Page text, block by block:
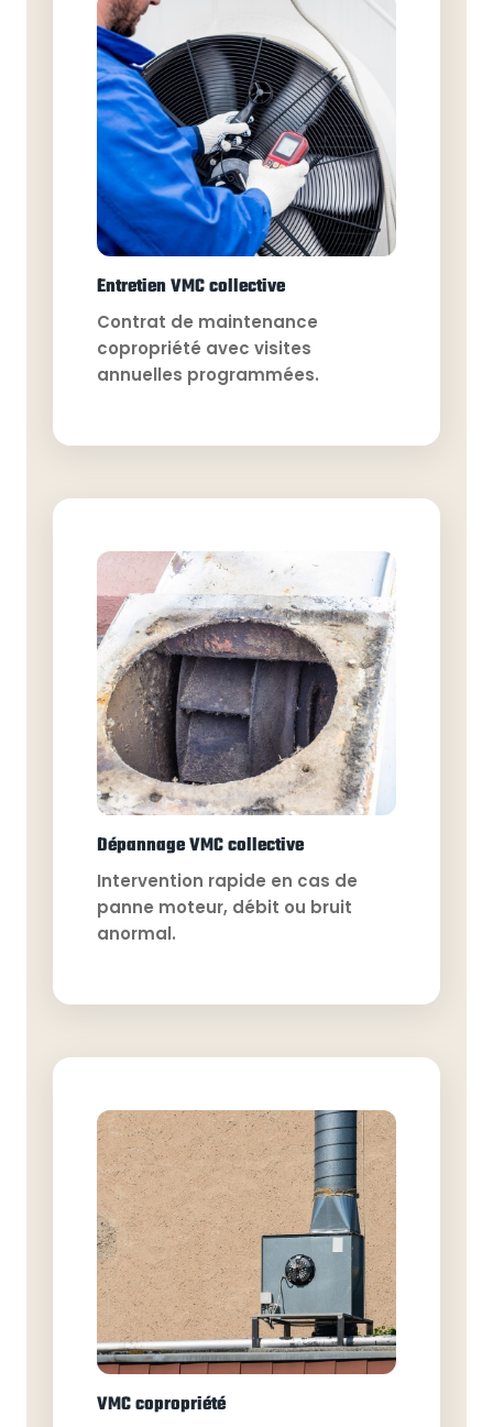
Entretien VMC collective
Contrat de maintenance
copropriété avec visites
annuelles programmées.
Dépannage VMC collective
Intervention rapide en cas de
panne moteur, débit ou bruit
anormal.
VMC copropriété